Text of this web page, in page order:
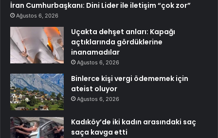
İran Cumhurbaşkanı: Dini Lider ile iletişim “çok zor”
Ağustos 6, 2026
Uçakta dehşet anları: Kapağı
açtıklarında gördüklerine
inanamadılar
Ağustos 6, 2026
Binlerce kişi vergi ödememek için
ateist oluyor
Ağustos 6, 2026
Kadıköy’de iki kadın arasındaki saç
saça kavga etti